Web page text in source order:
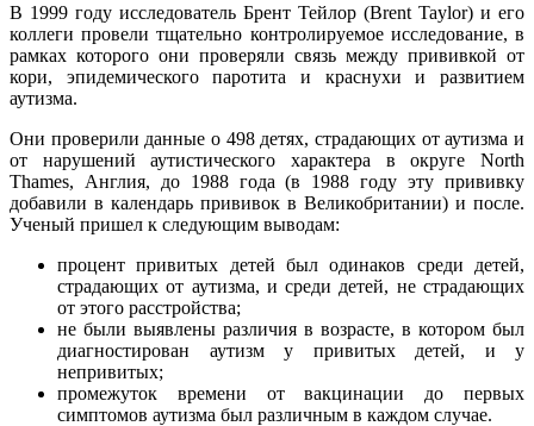
В 1999 году исследователь Брент Тейлор (Brent Taylor) и его
коллеги провели тщательно контролируемое исследование, в
рамках которого они проверяли связь между прививкой от
кори, эпидемического паротита и краснухи и развитием
аутизма.
Они проверили данные о 498 детях, страдающих от аутизма и
от нарушений аутистического характера в округе North
Thames, Англия, до 1988 года (в 1988 году эту прививку
добавили в календарь прививок в Великобритании) и после.
Ученый пришел к следующим выводам:
процент привитых детей был одинаков среди детей,
страдающих от аутизма, и среди детей, не страдающих
от этого расстройства;
не были выявлены различия в возрасте, в котором был
диагностирован аутизм у привитых детей, и у
непривитых;
промежуток времени от вакцинации до первых
симптомов аутизма был различным в каждом случае.